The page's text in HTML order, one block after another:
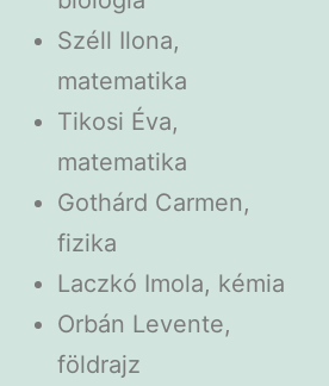
Széll Ilona,
matematika
Tikosi Éva,
matematika
Gothárd Carmen,
fizika
Laczkó Imola, kémia
Orbán Levente,
földrajz